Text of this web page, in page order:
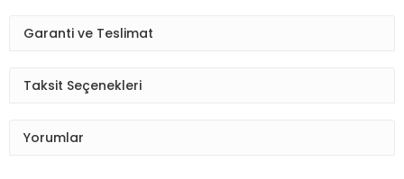
Garanti ve Teslimat
Taksit Seçenekleri
Yorumlar